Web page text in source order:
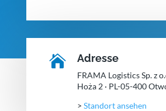
 Adresse
FRAMA Logistics Sp. z
Hoża 2 · PL-05-400
> Standort ansehen